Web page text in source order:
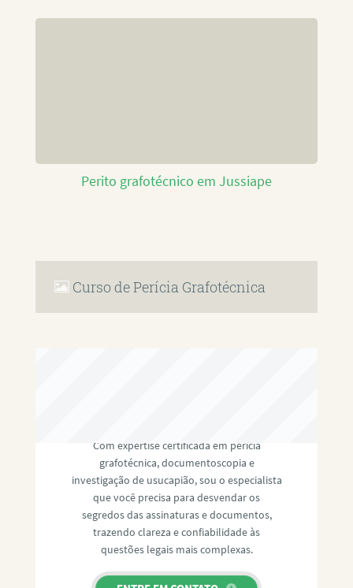
Perito grafotécnico em Jussiape
Curso de Perícia Grafotécnica
Com expertise certificada em perícia
grafotécnica, documentoscopia e
investigação de usucapião, sou o especialista
que você precisa para desvendar os
segredos das assinaturas e documentos,
trazendo clareza e confiabilidade às
questões legais mais complexas.